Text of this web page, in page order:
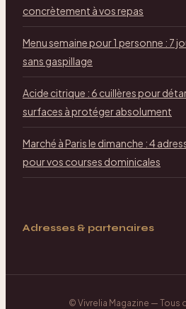
concrètement à vos repas
Menu semaine pour 1 personne : 7
sans gaspillage
Acide citrique : 6 cuillères pour
surfaces à protéger absolument
Marché à Paris le dimanche : 4
pour vos courses dominicales
Adresses & partenaires
© Vivrelia Magazine — Tous